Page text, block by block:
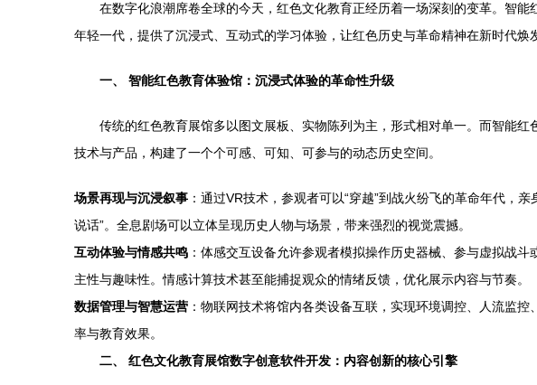
在数字化浪潮席卷全球的今天，红色文化教育正经历着一场深刻的变革。智
年轻一代，提供了沉浸式、互动式的学习体验，让红色历史与革命精神在新时代焕
一、 智能红色教育体验馆：沉浸式体验的革命性升级
传统的红色教育展馆多以图文展板、实物陈列为主，形式相对单一。而智能
技术与产品，构建了一个个可感、可知、可参与的动态历史空间。
场景再现与沉浸叙事 ：通过VR技术，参观者可以“穿越”到战火纷飞的革命年代，
说话”。全息剧场可以立体呈现历史人物与场景，带来强烈的视觉震撼。
互动体验与情感共鸣 ：体感交互设备允许参观者模拟操作历史器械、参与虚拟战
主性与趣味性。情感计算技术甚至能捕捉观众的情绪反馈，优化展示内容与节奏。
数据管理与智慧运营 ：物联网技术将馆内各类设备互联，实现环境调控、人流监
率与教育效果。
二、 红色文化教育展馆数字创意软件开发：内容创新的核心引擎